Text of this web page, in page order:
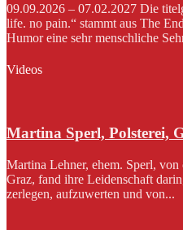
09.09.2026 – 07.02.2027 Die
life. no pain.“ stammt aus The
Humor eine sehr menschliche
Videos
Martina Sperl, Polsterei,
Martina Lehner, ehem. Sperl,
Graz, fand ihre Leidenschaft
zerlegen, aufzuwerten und von...